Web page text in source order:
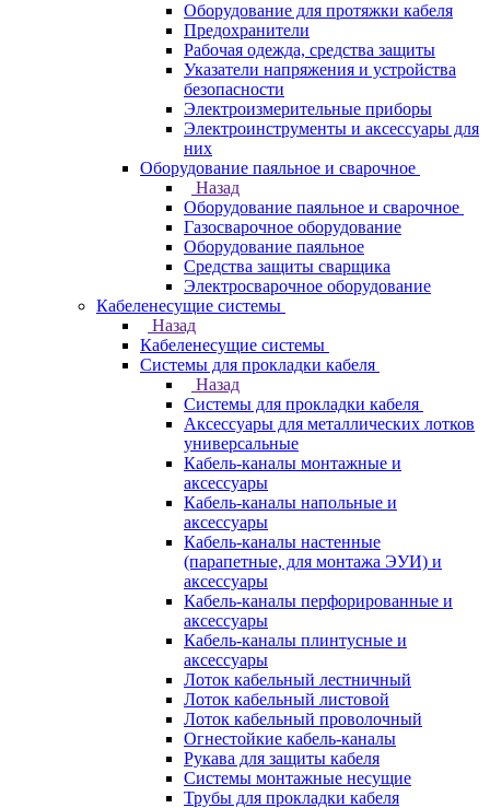
Оборудование для протяжки кабеля
Предохранители
Рабочая одежда, средства защиты
Указатели напряжения и устройства
безопасности
Электроизмерительные приборы
Электроинструменты и аксессуары для
них
Оборудование паяльное и сварочное
Назад
Оборудование паяльное и сварочное
Газосварочное оборудование
Оборудование паяльное
Средства защиты сварщика
Электросварочное оборудование
Кабеленесущие системы
Назад
Кабеленесущие системы
Системы для прокладки кабеля
Назад
Системы для прокладки кабеля
Аксессуары для металлических лотков
универсальные
Кабель-каналы монтажные и
аксессуары
Кабель-каналы напольные и
аксессуары
Кабель-каналы настенные
(парапетные, для монтажа ЭУИ) и
аксессуары
Кабель-каналы перфорированные и
аксессуары
Кабель-каналы плинтусные и
аксессуары
Лоток кабельный лестничный
Лоток кабельный листовой
Лоток кабельный проволочный
Огнестойкие кабель-каналы
Рукава для защиты кабеля
Системы монтажные несущие
Трубы для прокладки кабеля